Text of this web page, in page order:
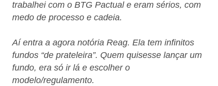
trabalhei com o BTG Pactual e eram sérios, com
medo de processo e cadeia.
Aí entra a agora notória Reag. Ela tem infinitos
fundos “de prateleira”. Quem quisesse lançar um
fundo, era só ir lá e escolher o
modelo/regulamento.